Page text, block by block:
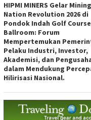
HIPMI MINERS Gelar Mining
Nation Revolution 2026 di
Pondok Indah Golf Course
Ballroom: Forum
Mempertemukan
Pelaku Industri, Investor,
Akademisi, dan
dalam Mendukung
Hilirisasi Nasional.